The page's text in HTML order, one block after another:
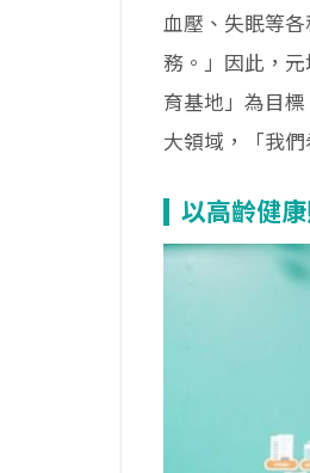
血壓、失眠等
務。」因此，
育基地」為目
大領域，「我
以高齡健